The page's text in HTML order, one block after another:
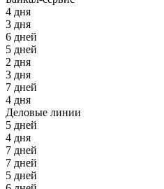
4 дня
3 дня
6 дней
5 дней
2 дня
3 дня
7 дней
4 дня
Деловые линии
5 дней
4 дня
7 дней
7 дней
5 дней